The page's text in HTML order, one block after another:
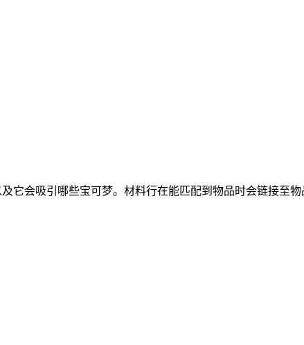
它会吸引哪些宝可梦。材料行在能匹配到物品时会链接至物